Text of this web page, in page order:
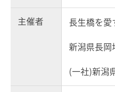
主催者 長生橋を愛
新潟県長岡
(一社)新潟